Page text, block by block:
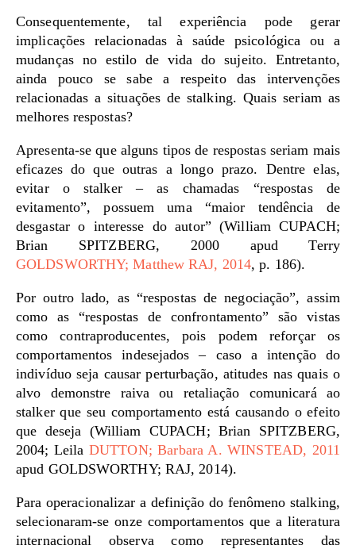
Consequentemente, tal experiência pode gerar
implicações relacionadas à saúde psicológica ou a
mudanças no estilo de vida do sujeito. Entretanto,
ainda pouco se sabe a respeito das intervenções
relacionadas a situações de stalking. Quais seriam as
melhores respostas?
Apresenta-se que alguns tipos de respostas seriam mais
eficazes do que outras a longo prazo. Dentre elas,
evitar o stalker – as chamadas “respostas de
evitamento”, possuem uma “maior tendência de
desgastar o interesse do autor” (William CUPACH;
Brian SPITZBERG, 2000 apud Terry
GOLDSWORTHY; Matthew RAJ, 2014, p. 186).
Por outro lado, as “respostas de negociação”, assim
como as “respostas de confrontamento” são vistas
como contraproducentes, pois podem reforçar os
comportamentos indesejados – caso a intenção do
indivíduo seja causar perturbação, atitudes nas quais o
alvo demonstre raiva ou retaliação comunicará ao
stalker que seu comportamento está causando o efeito
que deseja (William CUPACH; Brian SPITZBERG,
2004; LeilaDUTTON; Barbara A. WINSTEAD, 2011
apud GOLDSWORTHY; RAJ, 2014).
Para operacionalizar a definição do fenômeno stalking,
selecionaram-se onze comportamentos que a literatura
internacional observa como representantes das